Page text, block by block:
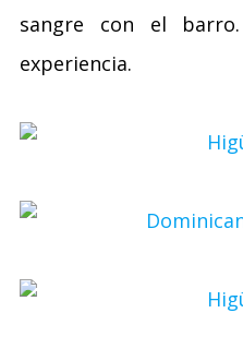
sangre con el
experiencia.